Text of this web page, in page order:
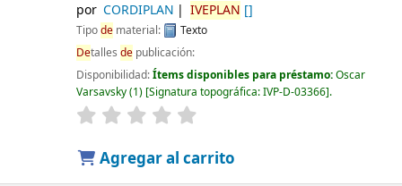
por CORDIPLAN IVEPLAN []
Tipodematerial:
Texto
Detalles depublicación:
Disponibilidad:Ítems disponibles para préstamo:Oscar
Varsavsky(1) Signatura topográfica:IVP-D-03366 .
Agregar al carrito